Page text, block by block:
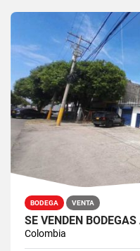
BODEGA VENTA
SE VENDEN
Colombia